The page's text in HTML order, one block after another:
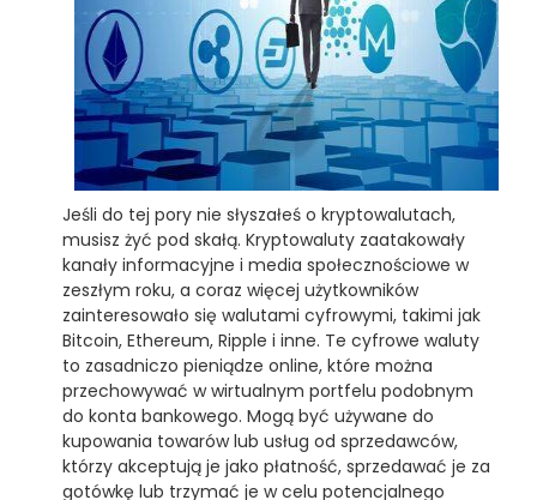
Jeśli do tej pory nie słyszałeś o kryptowalutach,
musisz żyć pod skałą. Kryptowaluty zaatakowały
kanały informacyjne i media społecznościowe w
zeszłym roku, a coraz więcej użytkowników
zainteresowało się walutami cyfrowymi, takimi jak
Bitcoin, Ethereum, Ripple i inne. Te cyfrowe waluty
to zasadniczo pieniądze online, które można
przechowywać w wirtualnym portfelu podobnym
do konta bankowego. Mogą być używane do
kupowania towarów lub usług od sprzedawców,
którzy akceptują je jako płatność, sprzedawać je za
gotówkę lub trzymać je w celu potencjalnego